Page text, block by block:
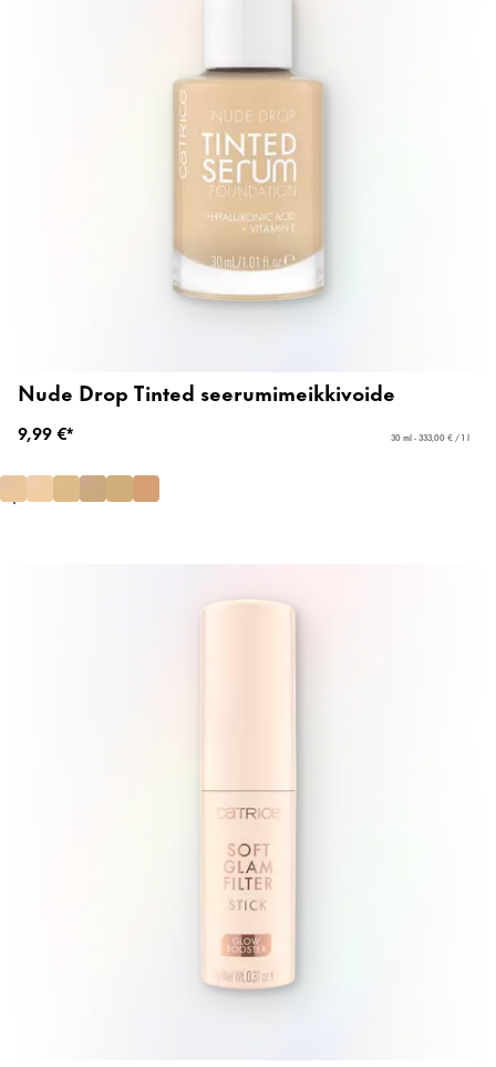
Nude Drop Tinted seerumimeikkivoide
9,99 €* 30 ml - 333,00 € / 1 l